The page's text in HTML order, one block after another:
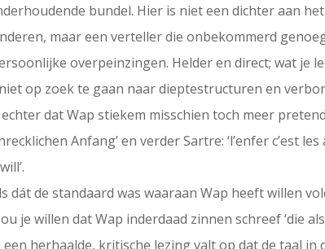
bundel. Hier is niet een dichter aan
maar een verteller die onbekommerd
overpeinzingen. Helder en direct; wat je
op zoek te gaan naar dieptestructuren en
dat Wap stiekem misschien toch meer
Anfang’ en verder Sartre: ‘l’enfer c’est
de standaard was waaraan Wap heeft willen
je willen dat Wap inderdaad zinnen schreef ‘die
een herhaalde, kritische lezing valt op dat de taal